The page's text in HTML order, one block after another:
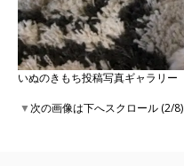
いぬのきもち投稿写真ギャラリー
▼次の画像は下へスクロール (2/8)